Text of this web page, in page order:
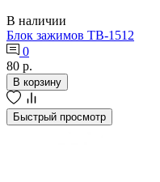
В наличии
Блок зажимов ТВ-1512
0
80 р.
В корзину
Быстрый просмотр